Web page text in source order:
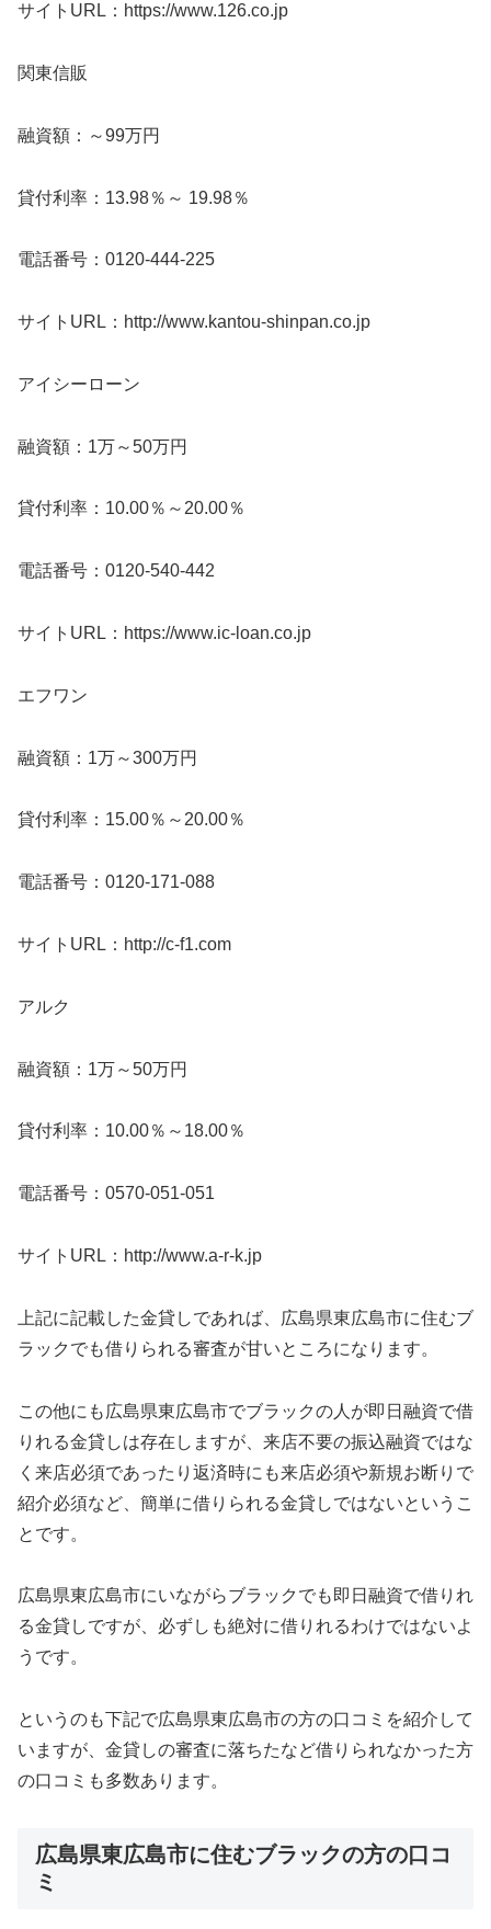
サイトURL：https://www.126.co.jp
関東信販
融資額：～99万円
貸付利率：13.98％～ 19.98％
電話番号：0120-444-225
サイトURL：http://www.kantou-shinpan.co.jp
アイシーローン
融資額：1万～50万円
貸付利率：10.00％～20.00％
電話番号：0120-540-442
サイトURL：https://www.ic-loan.co.jp
エフワン
融資額：1万～300万円
貸付利率：15.00％～20.00％
電話番号：0120-171-088
サイトURL：http://c-f1.com
アルク
融資額：1万～50万円
貸付利率：10.00％～18.00％
電話番号：0570-051-051
サイトURL：http://www.a-r-k.jp
上記に記載した金貸しであれば、広島県東広島市に住むブ
ラックでも借りられる審査が甘いところになります。
この他にも広島県東広島市でブラックの人が即日融資で借
りれる金貸しは存在しますが、来店不要の振込融資ではな
く来店必須であったり返済時にも来店必須や新規お断りで
紹介必須など、簡単に借りられる金貸しではないというこ
とです。
広島県東広島市にいながらブラックでも即日融資で借りれ
る金貸しですが、必ずしも絶対に借りれるわけではないよ
うです。
というのも下記で広島県東広島市の方の口コミを紹介して
いますが、金貸しの審査に落ちたなど借りられなかった方
の口コミも多数あります。
広島県東広島市に住むブラックの方の口コ
ミ